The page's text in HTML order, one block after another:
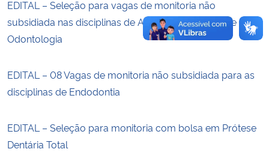
Gabinete de Segurança Institucional
Advocacia-Geral da União
Planalto
EDITAL – Seleção para vagas de monitoria não
subsidiada nas disciplinas de Anatomia do curso de
Odontologia
EDITAL – 08 Vagas de monitoria não subsidiada para as
disciplinas de Endodontia
EDITAL – Seleção para monitoria com bolsa em Prótese
Dentária Total